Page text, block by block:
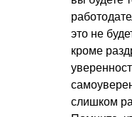
это не
кроме
слишком